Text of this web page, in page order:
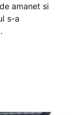
amanet si
s-a